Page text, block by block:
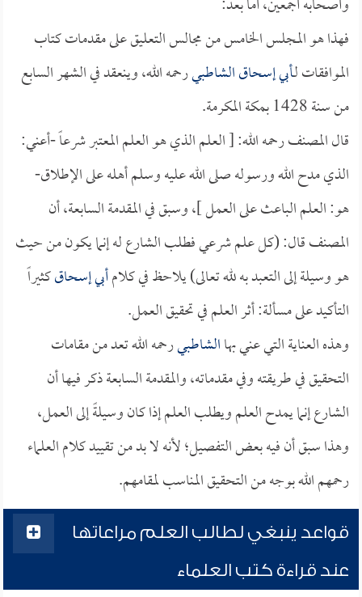
فهذا هو المجلس الخامس من مجالس التعليق على مقدمات كتاب
الموافقات لـأبي إسحاق الشاطبيرحمه الله، وينعقد في الشهر السابع
من سنة 1428 بمكة المكرمة.
قال المصنف رحمه الله: [ العلم الذي هو العلم المعتبر شرعاً -أعني:
الذي مدح الله ورسوله صلى الله عليه وسلم أهله على الإطلاق-
هو: العلم الباعث على العمل ]، وسبق في المقدمة السابعة، أن
المصنف قال: (كل علم شرعي فطلب الشارع له إنما يكون من حيث
هو وسيلة إلى التعبد به لله تعالى) يلاحظ في كلامأبي إسحاقكثيراً
التأكيد على مسألة: أثر العلم في تحقيق العمل.
وهذه العناية التي عني بهاالشاطبيرحمه الله تعد من مقامات
التحقيق في طريقته وفي مقدماته، والمقدمة السابعة ذكر فيها أن
الشارع إنما يمدح العلم ويطلب العلم إذا كان وسيلةً إلى العمل،
وهذا سبق أن فيه بعض التفصيل؛ لأنه لا بد من تقييد كلام العلماء
رحمهم الله بوجه من التحقيق المناسب لمقامهم.
قواعد ينبغي لطالب العلم مراعاتها
عند قراءة كتب العلماء